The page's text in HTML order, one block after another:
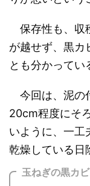
保存性も、収
が越せず、黒カ
とも分かってい
今回は、泥の
20cm程度にそ
いように、一工
乾燥している日
玉ねぎの黒カ